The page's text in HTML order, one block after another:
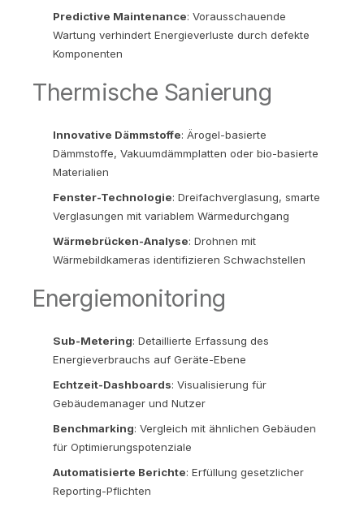
Predictive Maintenance: Vorausschauende
Wartung verhindert Energieverluste durch defekte
Komponenten
Thermische Sanierung
Innovative Dämmstoffe: Ärogel-basierte
Dämmstoffe, Vakuumdämmplatten oder bio-basierte
Materialien
Fenster-Technologie: Dreifachverglasung, smarte
Verglasungen mit variablem Wärmedurchgang
Wärmebrücken-Analyse: Drohnen mit
Wärmebildkameras identifizieren Schwachstellen
Energiemonitoring
Sub-Metering: Detaillierte Erfassung des
Energieverbrauchs auf Geräte-Ebene
Echtzeit-Dashboards: Visualisierung für
Gebäudemanager und Nutzer
Benchmarking: Vergleich mit ähnlichen Gebäuden
für Optimierungspotenziale
Automatisierte Berichte: Erfüllung gesetzlicher
Reporting-Pflichten